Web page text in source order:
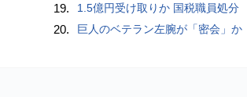
19. 1.5億円受け取りか 国税職員処分
20. 巨人のベテラン左腕が「密会」か